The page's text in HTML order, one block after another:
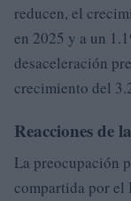
reducen, el
en 2025 y a un
desaceleración
crecimiento del
Reacciones de
La preocupación
compartida por el